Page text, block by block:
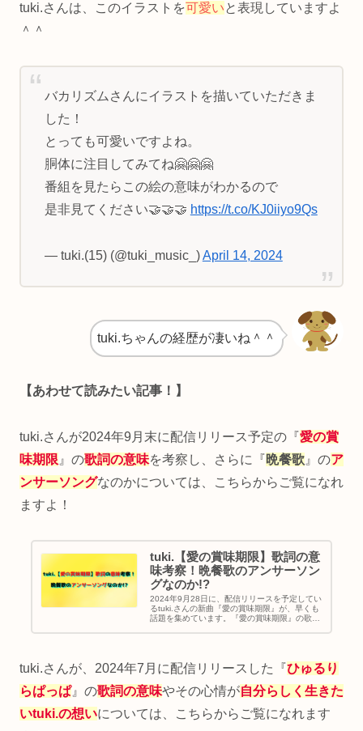
tuki.さんは、このイラストを可愛いと表現していますよ
＾＾
バカリズムさんにイラストを描いていただきま
した！
とっても可愛いですよね。
胴体に注目してみてね🤗🤗🤗
番組を見たらこの絵の意味がわかるので
是非見てください🤝🤝🤝 https://t.co/KJ0iiyo9Qs
— tuki.(15) (@tuki_music_)April 14, 2024
tuki.ちゃんの経歴が凄いね＾＾
【あわせて読みたい記事！】
tuki.さんが2024年9月末に配信リリース予定の『愛の賞
味期限 』の歌詞の意味を考察し、さらに『晩餐歌 』のア
ンサーソングなのかについては、こちらからご覧になれ
ますよ！
tuki.【愛の賞味期限】歌詞の意
味考察！晩餐歌のアンサーソン
グなのか!?
2024年9月28日に、配信リリースを予定してい
るtuki.さんの新曲『愛の賞味期限』が、早くも
話題を集めています。『愛の賞味期限』の歌詞
tuki.さんが、2024年7月に配信リリースした『ひゅるり
らぱっぱ』の歌詞の意味やその心情が自分らしく生きた
いtuki.の想いについては、こちらからご覧になれます